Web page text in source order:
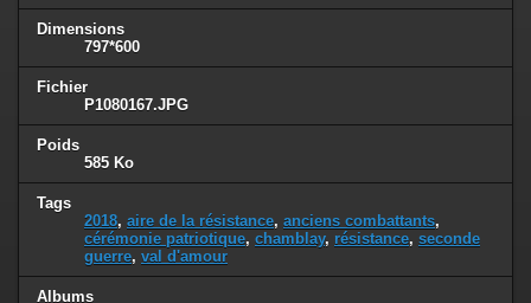
Dimensions
797*600
Fichier
P1080167.JPG
Poids
585 Ko
Tags
2018, aire de la résistance, anciens combattants,
cérémonie patriotique, chamblay, résistance, seconde
guerre, val d'amour
Albums